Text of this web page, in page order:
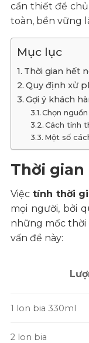
cần thiết để
toàn, bền vững
Mục lục
Thời gian hết
Quy định xử
Gợi ý khách
Chọn
Cách tính
Một số
Thời
Việc tính thời
mọi người, bởi
những mốc thời
vấn đề này:
1 lon bia 330ml
2 lon bia